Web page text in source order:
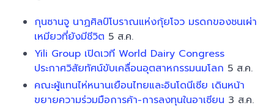
กุนซานจู นาฏศิลป์โบราณแห่งกุ้ยโจว มรดกของชนเผ่า
เหมียวที่ยังมีชีวิต 5 ส.ค.
Yili Group เปิดเวที World Dairy Congress
ประกาศวิสัยทัศน์ขับเคลื่อนอุตสาหกรรมนมโลก 5 ส.ค.
คณะผู้แทนไห่หนานเยือนไทยและอินโดนีเซีย เดินหน้า
ขยายความร่วมมือการค้า-การลงทุนในอาเซียน 3 ส.ค.